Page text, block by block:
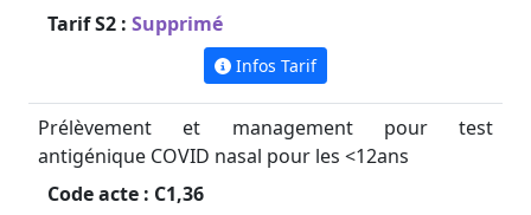
Tarif S2 : Supprimé
Infos Tarif
Prélèvement et management pour test
antigénique COVID nasal pour les <12ans
Code acte : C1,36